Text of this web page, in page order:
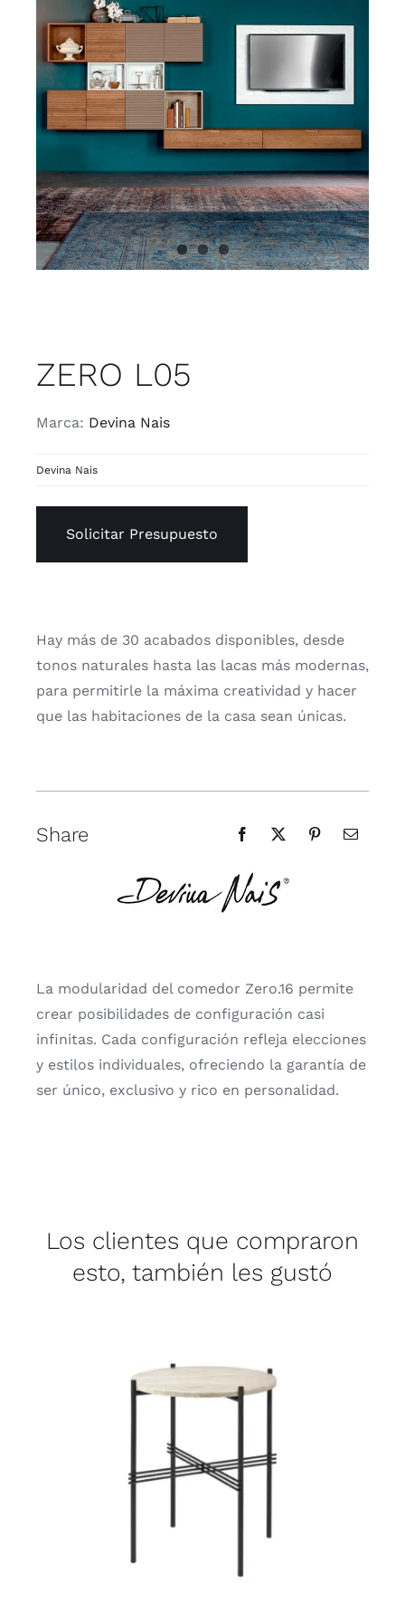
Juvenil
Marcas
Tiendas
Proyectos
ZERO L05
Marca: Devina Nais
Devina Nais
Solicitar Presupuesto
Hay más de 30 acabados disponibles, desde
tonos naturales hasta las lacas más modernas,
para permitirle la máxima creatividad y hacer
que las habitaciones de la casa sean únicas.
Share
La modularidad del comedor Zero.16 permite
crear posibilidades de configuración casi
infinitas. Cada configuración refleja elecciones
y estilos individuales, ofreciendo la garantía de
ser único, exclusivo y rico en personalidad.
Los clientes que compraron
esto, también les gustó